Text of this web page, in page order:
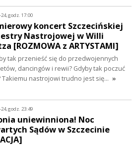
24, godz. 17:00
koncert Szczecińskiej
Nastrojowej w Willi
[ROZMOWA z ARTYSTAMI]
tak przenieść się do przedwojennych
dancingów i rewii? Gdyby tak poczuć
nastrojowi trudno jest się… »
24, godz. 23:49
uniewinniona! Noc
Sądów w Szczecinie